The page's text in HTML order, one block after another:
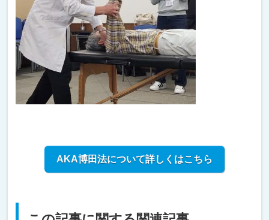
AKA博田法について詳しくはこちら